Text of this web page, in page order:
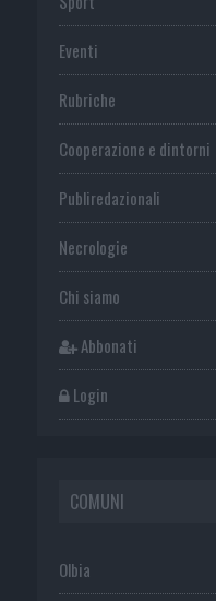
Eventi
Rubriche
Cooperazione e dintorni
Publiredazionali
Necrologie
Chi siamo
Abbonati
Login
COMUNI
Olbia